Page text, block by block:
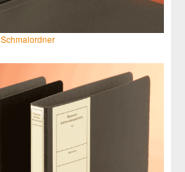
Schmalordner